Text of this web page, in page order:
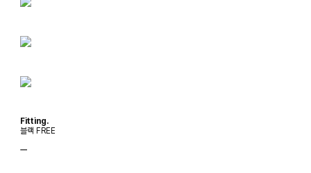
Fitting.
블랙 FREE
ㅡ